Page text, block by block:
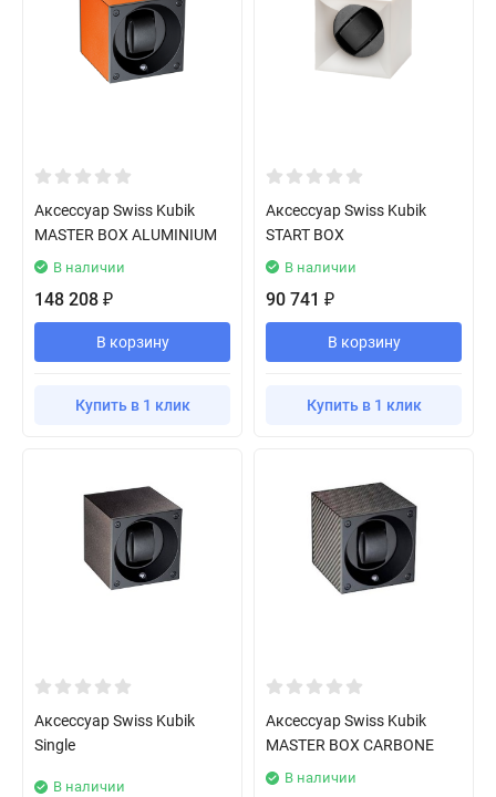
Аксессуар Swiss Kubik
MASTER BOX ALUMINIUM
В наличии
148 208 ₽
В корзину
Купить в 1 клик
Аксессуар Swiss Kubik
START BOX
В наличии
90 741 ₽
В корзину
Купить в 1 клик
Аксессуар Swiss Kubik
Single
В наличии
Аксессуар Swiss Kubik
MASTER BOX CARBONE
В наличии